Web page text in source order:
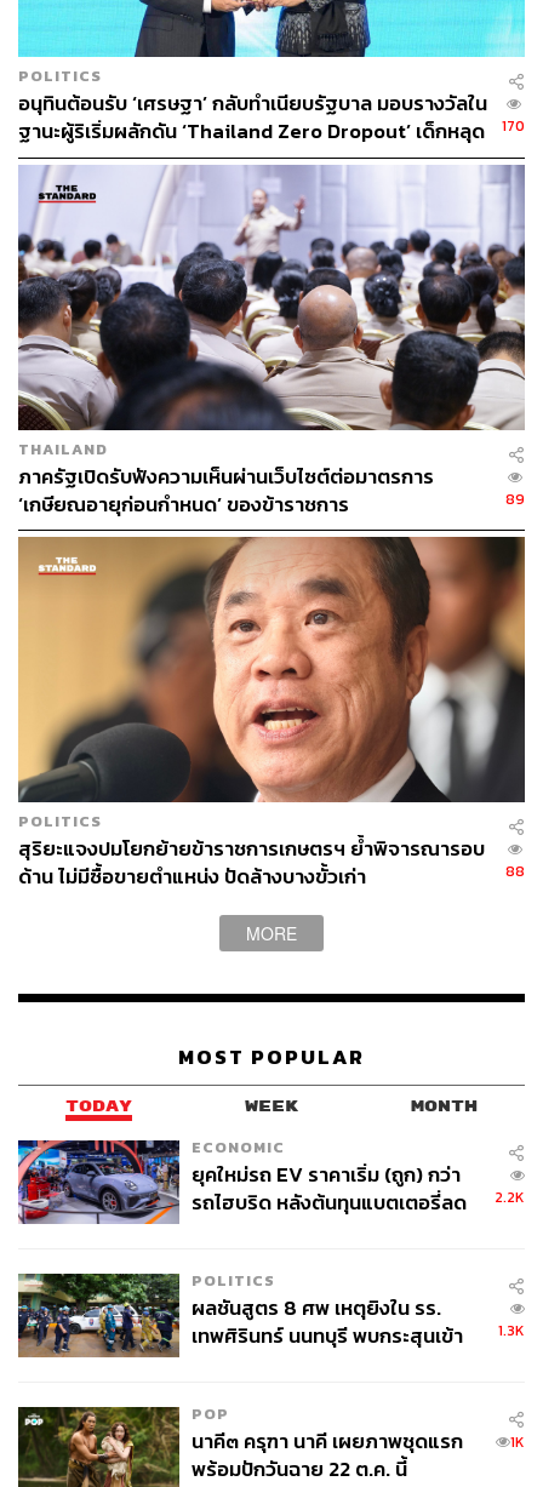
POLITICS
อนุทินต้อนรับ ‘เศรษฐา’ กลับทำเนียบรัฐบาล มอบรางวัลใน
ฐานะผู้ริเริ่มผลักดัน ‘Thailand Zero Dropout’ เด็กหลุด
ระบบลดจาก 1 ล้าน เหลือ 6 แสนคน
170
THAILAND
ภาครัฐเปิดรับฟังความเห็นผ่านเว็บไซต์ต่อมาตรการ
‘เกษียณอายุก่อนกำหนด’ ของข้าราชการ
89
POLITICS
สุริยะแจงปมโยกย้ายข้าราชการเกษตรฯ ย้ำพิจารณารอบ
ด้าน ไม่มีซื้อขายตำแหน่ง ปัดล้างบางขั้วเก่า
88
MORE
MOST POPULAR
TODAY WEEK MONTH
ECONOMIC
ยุคใหม่รถ EV ราคาเริ่ม (ถูก) กว่า
รถไฮบริด หลังต้นทุนแบตเตอรี่ลด
2.2K
POLITICS
ผลชันสูตร 8 ศพ เหตุยิงใน รร.
เทพศิรินทร์ นนทบุรี พบกระสุนเข้า
1.3K
POP
นาคี๓ ครุฑา นาคี เผยภาพชุดแรก
พร้อมปักวันฉาย 22 ต.ค. นี้
1K